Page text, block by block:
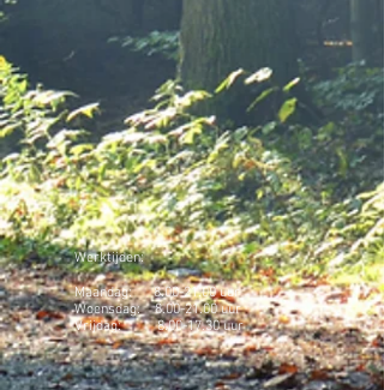
Werktijden:
Maandag:8.00-21.00uur
Woensdag:8.00-21.00uur
Vrijdag:8.00-17.30uur